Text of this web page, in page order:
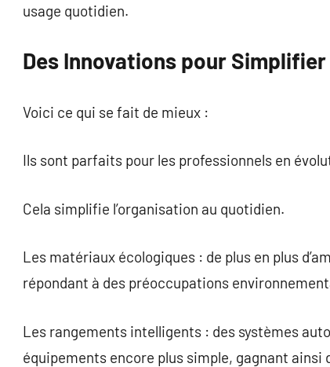
usage quotidien.
Des Innovations pour
Voici ce qui se fait de mieux :
Ils sont parfaits pour les professionnels en
Cela simplifie l’organisation au quotidien.
Les matériaux écologiques : de plus en plus
répondant à des préoccupations
Les rangements intelligents : des systèmes
équipements encore plus simple, gagnant ainsi